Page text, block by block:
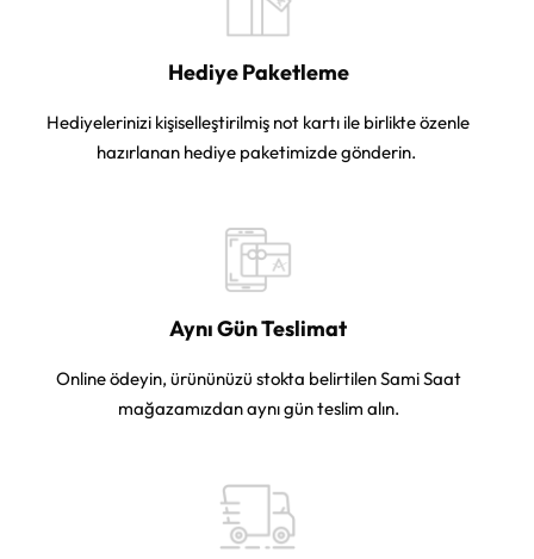
Hediye Paketleme
Hediyelerinizi kişiselleştirilmiş not kartı ile birlikte özenle
hazırlanan hediye paketimizde gönderin.
Aynı Gün Teslimat
Online ödeyin, ürününüzü stokta belirtilen Sami Saat
mağazamızdan aynı gün teslim alın.